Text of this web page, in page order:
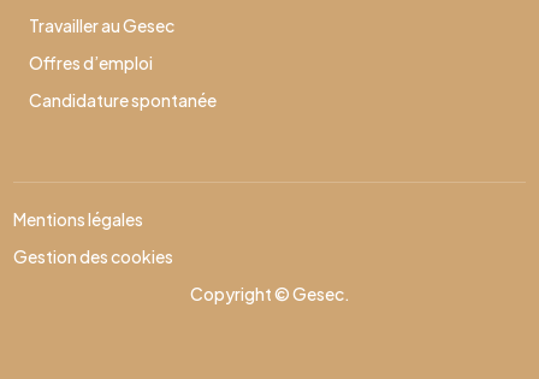
Travailler au Gesec
Offres d’emploi
Candidature spontanée
Copyright © Gesec.
Mentions légales
Gestion des cookies